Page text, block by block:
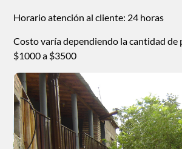
Horario atención al cliente: 24 horas
Costo varía dependiendo la cantidad de
$1000 a $3500